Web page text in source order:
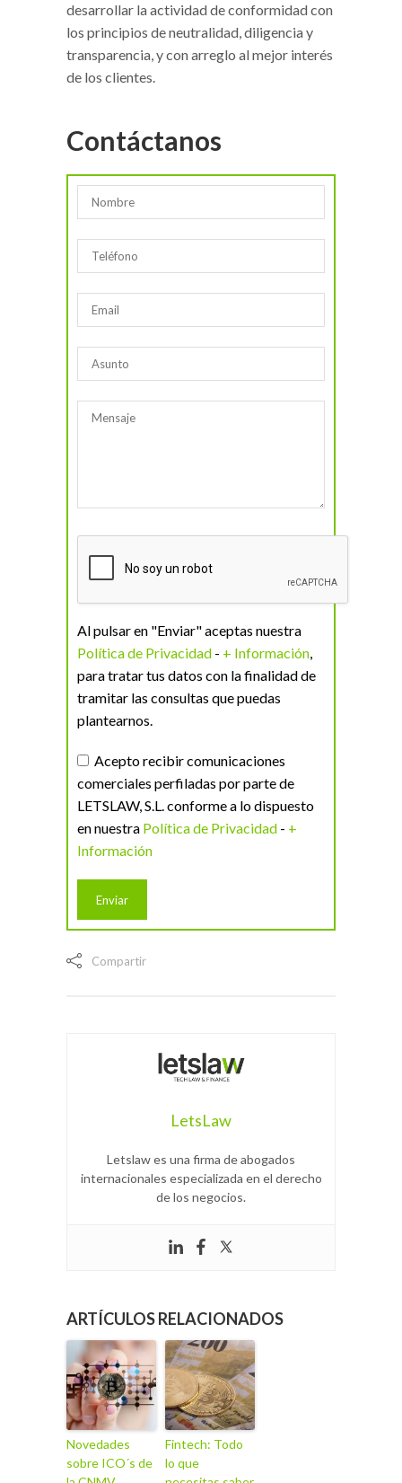
desarrollar la actividad de conformidad con
los principios de neutralidad, diligencia y
transparencia, y con arreglo al mejor interés
de los clientes.
Contáctanos
Al pulsar en "Enviar" aceptas nuestra
Política de Privacidad - + Información,
para tratar tus datos con la finalidad de
tramitar las consultas que puedas
plantearnos.
Acepto recibir comunicaciones
comerciales perfiladas por parte de
LETSLAW, S.L. conforme a lo dispuesto
en nuestra Política de Privacidad - +
Información
Compartir
LetsLaw
Letslaw es una firma de abogados
internacionales especializada en el derecho
de los negocios.
ARTÍCULOS RELACIONADOS
Novedades
sobre ICO´s de
Fintech: Todo
lo que